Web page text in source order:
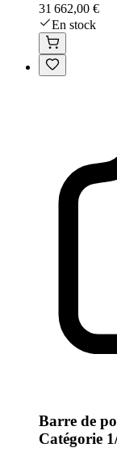
31 662,00 €
En stock
Barre de
Catégorie